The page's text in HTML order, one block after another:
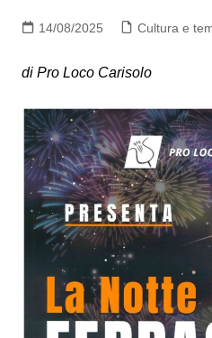
14/08/2025 Cultura e
di Pro Loco Carisolo